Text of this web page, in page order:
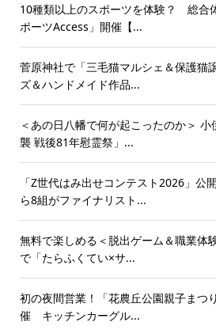
10種類以上のスポーツを体験？ 総合
ポーツAccess」開催【...
菅原神社で「三毛猫マルシェ＆保護
ズ＆ハンドメイド作品...
＜あの日八幡で何が起こったのか＞
襲 戦後81年慰霊祭」...
「Z世代はみ出せコンテスト2026」
ら8組がファイナリスト...
無料で楽しめる＜脱出ゲーム＆職業体
で「たらふくてい×サ...
初の夜間営業！「花農丘公園親子まつ
催 キッチンカーグル...